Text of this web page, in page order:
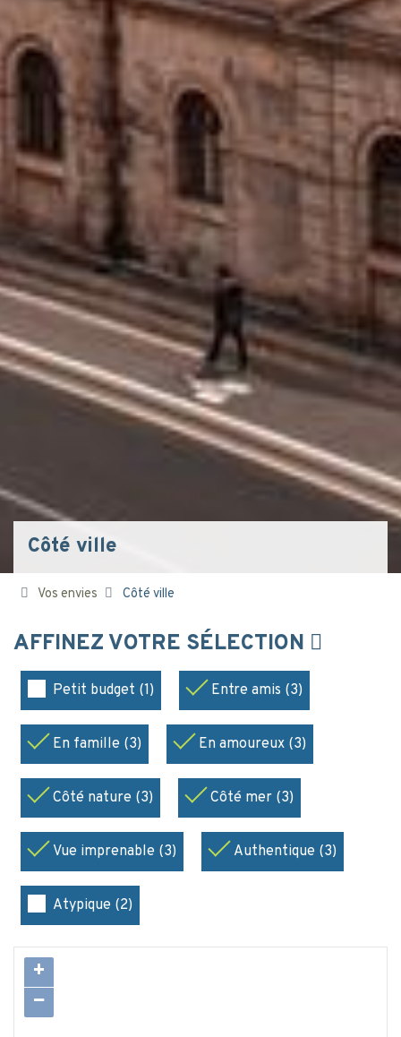
Côté ville
Vos envies Côté ville
AFFINEZ VOTRE SÉLECTION
Petit budget (1) Entre amis (3)
En famille (3) En amoureux (3)
Côté nature (3) Côté mer (3)
Vue imprenable (3) Authentique (3)
Atypique (2)
+
−